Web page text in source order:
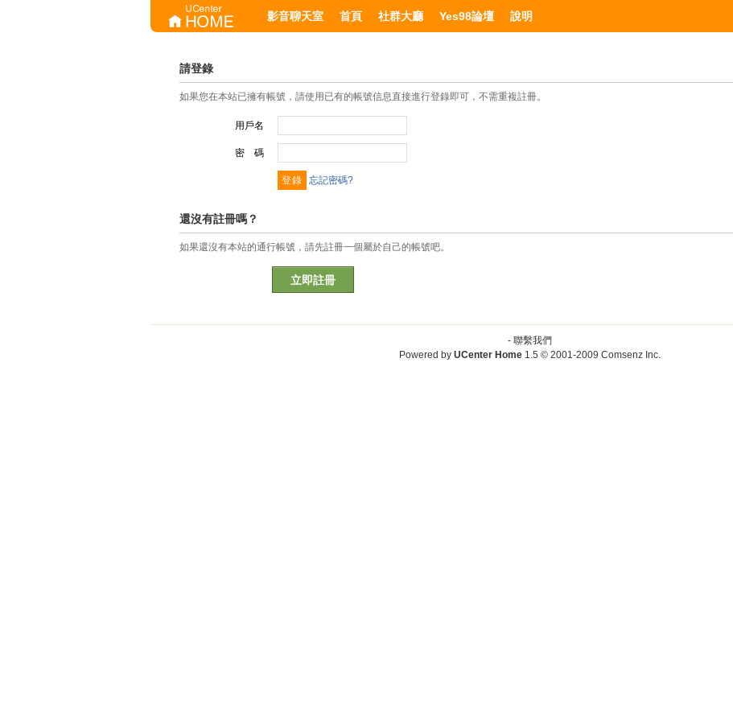
影音聊天室 首頁 社群大廳 Yes98論壇 說明
請登錄
如果您在本站已擁有帳號，請使用已有的帳號信息直接進行登錄即可，不需重複註冊。
用戶名
密 碼
忘記密碼?
還沒有註冊嗎？
如果還沒有本站的通行帳號，請先註冊一個屬於自己的帳號吧。
立即註冊
- 聯繫我們
Powered by UCenter Home 1.5 © 2001-2009 Comsenz Inc.